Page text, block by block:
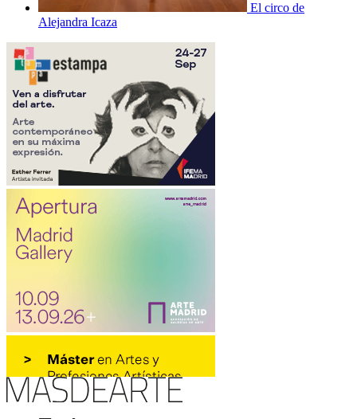
El circo de
Alejandra Icaza